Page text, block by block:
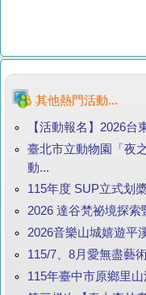
其他熱門活動...
【活動報名】2026
臺北市立動物園「夜
動...
115年度 SUP立式划
2026 達谷梵祕境探索
2026音樂山城嬉遊平
115/7、8月愛無盡藝
115年臺中市原鄉里